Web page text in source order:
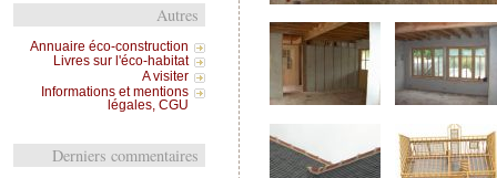
Autres
Annuaire éco-construction
Livres sur l'éco-habitat
A visiter
Informations et mentions
légales, CGU
Derniers commentaires